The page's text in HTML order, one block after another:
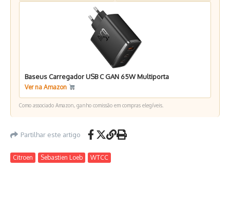
Baseus Carregador USB C GAN 65W Multiporta
Ver na Amazon
Como associado Amazon, ganho comissão em compras elegíveis.
Partilhar este artigo
Citroen Sebastien Loeb WTCC